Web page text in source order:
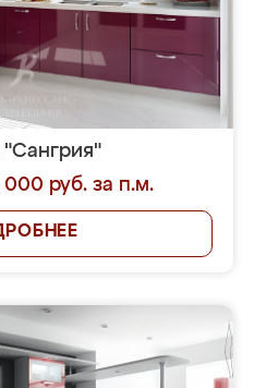
"Сангрия"
000 руб. за п.м.